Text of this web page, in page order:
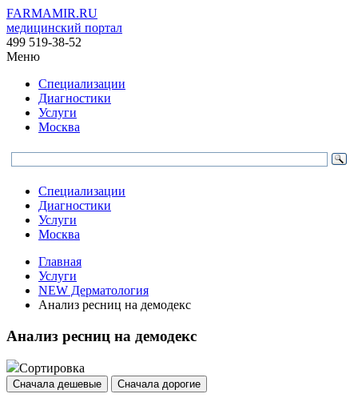
FARMAMIR.RU
медицинский портал
499 519-38-52
Меню
Специализации
Диагностики
Услуги
Москва
Специализации
Диагностики
Услуги
Москва
Главная
Услуги
NEW Дерматология
Анализ ресниц на демодекс
Анализ ресниц на демодекс
Сортировка
Сначала дешевые Сначала дорогие